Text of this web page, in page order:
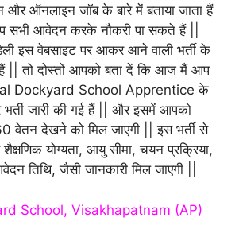
ऑनलाइन जॉब के बारे में बताया जाता हैं
सभी आवेदन करके नौकरी पा सकते हैं ||
इस वेबसाइट पर आकर आने वाली भर्ती के
|| तो दोस्तों आपको बता दें कि आज मैं आप
Dockyard School Apprentice के
भर्ती जारी की गई हैं || और इसमें आपको
देखने को मिल जाएगी || इस भर्ती से
योग्यता, आयु सीमा, चयन प्रक्रिया,
तिथि, जैसी जानकारी मिल जाएगी ||
School, Visakhapatnam (AP)